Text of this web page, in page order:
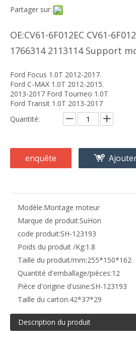
Partager sur:
OE:CV61-6F012EC CV61-
1766314 2113114 Support
Ford Focus 1.0T 2012-2017.
Ford C-MAX 1.0T 2012-2015.
2013-2017 Ford Tourneo 1.0T
Ford Transit 1.0T 2013-2017
Quantité:
enquête
Modèle:Montage moteur
Marque de produit:SuHon
code produit:SH-123193
Poids du produit /Kg:1.8
Taille du produit/mm:255*150*162
Quantité d'emballage/pièces:12
Pièce d'origine d'usine:SH-123193
Taille du carton:42*37*29
Description du produit